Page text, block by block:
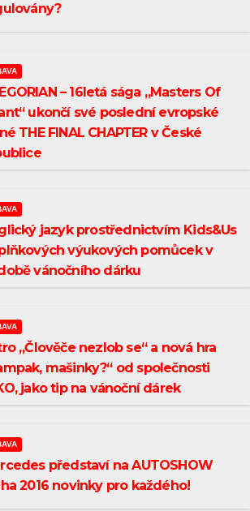
– 16letá sága „Masters Of
ukončí své poslední evropské
THE FINAL CHAPTER v České
jazyk prostřednictvím Kids&Us
výukových pomůcek v
vánočního dárku
„Člověče nezlob se“ a nová hra
mašinky?“ od společnosti
jako tip na vánoční dárek
představí na AUTOSHOW
2016 novinky pro každého!